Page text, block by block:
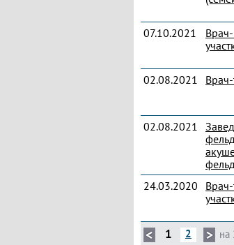
07.10.2021
02.08.2021
02.08.2021
24.03.2020
1 2 на